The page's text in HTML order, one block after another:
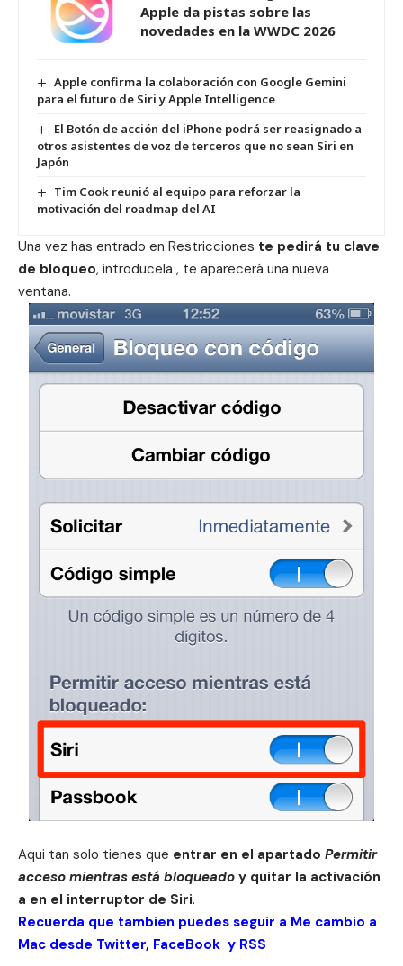
Apple da pistas sobre las
novedades en la WWDC 2026
Apple confirma la colaboración con Google Gemini
para el futuro de Siri y Apple Intelligence
El Botón de acción del iPhone podrá ser reasignado a
otros asistentes de voz de terceros que no sean Siri en
Japón
Tim Cook reunió al equipo para reforzar la
motivación del roadmap del AI
Una vez has entrado en Restricciones te pedirá tu clave
de bloqueo, introducela , te aparecerá una nueva
ventana.
Aqui tan solo tienes que entrar en el apartado Permitir
acceso mientras está bloqueado y quitar la activación
a en el interruptor de Siri.
Recuerda que tambien puedes seguir a Me cambio a
Mac desde Twitter, FaceBook y RSS